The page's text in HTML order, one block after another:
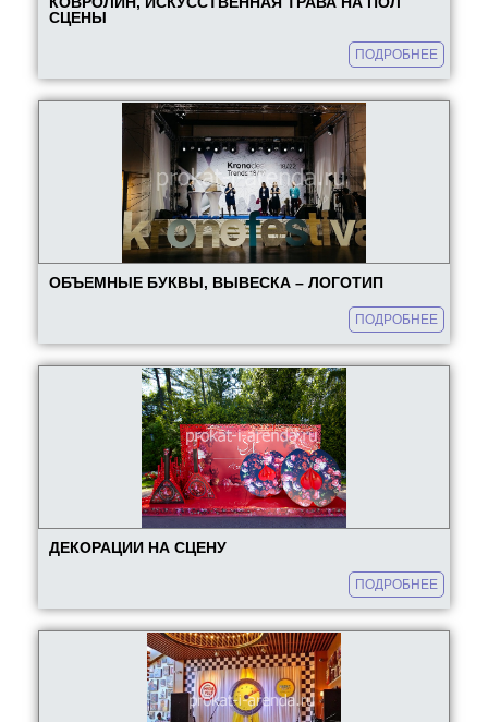
СЦЕНЫ
ПОДРОБНЕЕ
ОБЪЕМНЫЕ БУКВЫ, ВЫВЕСКА – ЛОГОТИП
ПОДРОБНЕЕ
ДЕКОРАЦИИ НА СЦЕНУ
ПОДРОБНЕЕ